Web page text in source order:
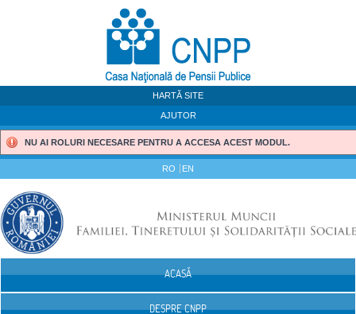
HARTĂ SITE
AJUTOR
NU AI ROLURI NECESARE PENTRU A ACCESA ACEST MODUL.
RO EN
ACASĂ
DESPRE CNPP